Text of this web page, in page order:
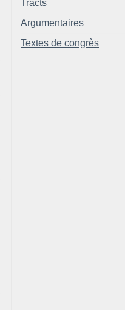
Tracts
Argumentaires
Textes de congrès